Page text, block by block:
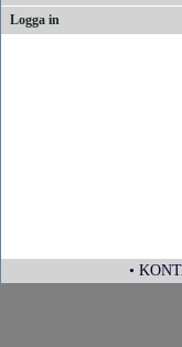
Logga in
•